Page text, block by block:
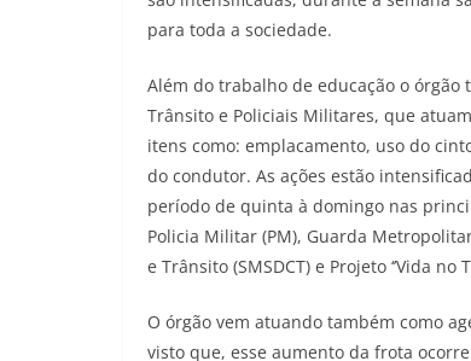
para toda a sociedade.
Além do trabalho de educação o
Trânsito e Policiais Militares, que
itens como: emplacamento, uso do
do condutor. As ações estão
período de quinta à domingo nas
Policia Militar (PM), Guarda
e Trânsito (SMSDCT) e Projeto ‘’Vida no
O órgão vem atuando também como
visto que, esse aumento da frota